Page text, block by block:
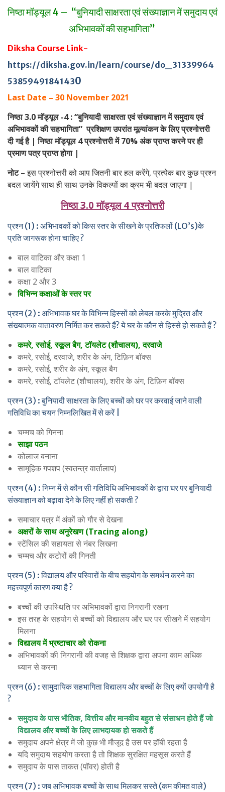
निष्ठा मॉड्यूल 4 – “बुनियादी साक्षरता एवं संख्याज्ञान में समुदाय एवं
अभिभावकों की सहभागिता”
Diksha Course Link-
https://diksha.gov.in/learn/course/do_31339964
53859491841430
Last Date – 30 November 2021
निष्ठा 3.0 मॉड्यूल -4 : “बुनियादी साक्षरता एवं संख्याज्ञान में समुदाय एवं
अभिभावकों की सहभागिता” प्रशिक्षण उपरांत मूल्यांकन के लिए प्रश्नोत्तरी
दी गई है | निष्ठा मॉड्यूल 4 प्रश्नोत्तरीमें 70% अंक प्राप्त करने पर ही
प्रमाण पत्र प्राप्त होगा |
नोट –इस प्रश्नोत्तरी को आप जितनी बार हल करेंगे, प्रत्येक बार कुछ प्रश्न
बदल जायेंगे साथ ही साथ उनके विकल्पों का क्रम भी बदल जाएगा |
निष्ठा 3.0 मॉड्यूल 4 प्रश्नोत्तरी
प्रश्न (1) : अभिभावकों को किस स्तर के सीखने के प्रतिफलों (LO’s)के
प्रति जागरूक होना चाहिए ?
बाल वाटिका और कक्षा 1
बाल वाटिका
कक्षा 2 और 3
विभिन्न कक्षाओं के स्तर पर
प्रश्न (2) : अभिभावक घर के विभिन्न हिस्सों को लेबल करके मुद्रित और
संख्यात्मक वातावरण निर्मित कर सकते हैं? ये घर के कौन से हिस्से हो सकते हैं ?
कमरे, रसोई, स्कूल बैग, टॉयलेट (शौचालय), दरवाजे
कमरे, रसोई, दरवाजे, शरीर के अंग, टिफ़िन बॉक्स
कमरे, रसोई, शरीर के अंग, स्कूल बैग
कमरे, रसोई, टॉयलेट (शौचालय), शरीर के अंग, टिफ़िन बॉक्स
प्रश्न (3) : बुनियादी साक्षरता के लिए बच्चों को घर पर करवाई जाने वाली
गतिविधि का चयन निम्नलिखित में से करें |
चम्मच को गिनना
साझा पठन
कोलाज बनाना
सामूहिक गपशप (स्वतन्त्र वार्तालाप)
प्रश्न (4) : निम्न में से कौन सी गतिविधि अभिभावकों के द्वारा घर पर बुनियादी
संख्याज्ञान को बढ़ावा देने के लिए नहीं हो सकती ?
समाचार पत्र में अंकों को गौर से देखना
अक्षरों के साथ अनुरेखण (Tracing along)
स्टेंसिल की सहायता से नंबर लिखना
चम्मच और कटोरों की गिनती
प्रश्न (5) : विद्यालय और परिवारों के बीच सहयोग के समर्थन करने का
महत्त्वपूर्ण कारण क्या है ?
बच्चों की उपस्थिति पर अभिभावकों द्वारा निगरानी रखना
इस तरह के सहयोग से बच्चों को विद्यालय और घर पर सीखने में सहयोग
मिलना
विद्यालय में भ्रष्टाचार को रोकना
अभिभावकों की निगरानी की वजह से शिक्षक द्वारा अपना काम अधिक
ध्यान से करना
प्रश्न (6) : सामुदायिक सहभागिता विद्यालय और बच्चों के लिए क्यों उपयोगी है
?
समुदाय के पास भौतिक, वित्तीय और मानवीय बहुत से संसाधन होते हैं जो
विद्यालय और बच्चों के लिए लाभदायक हो सकते हैं
समुदाय अपने क्षेत्र में जो कुछ भी मौजूद है उस पर हॉबी रहता है
यदि समुदाय सहयोग करता है तो शिक्षक सुरक्षित महसूस करते हैं
समुदाय के पास ताकत (पॉवर) होती है
प्रश्न (7) : जब अभिभावक बच्चों के साथ मिलकर सस्ते (कम कीमत वाले)